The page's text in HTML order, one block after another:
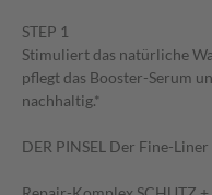
STEP 1
Stimuliert das natürliche
pflegt das Booster-Serum
nachhaltig.*
DER PINSEL Der Fine-